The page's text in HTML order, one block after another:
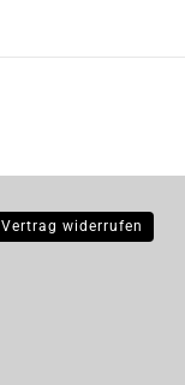
Vertrag widerrufen